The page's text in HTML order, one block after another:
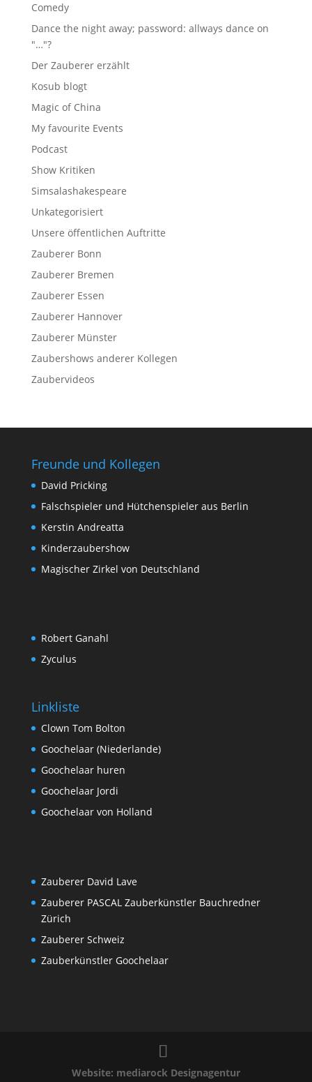
Comedy
Dance the night away; password: allways dance on
"…"?
Der Zauberer erzählt
Kosub blogt
Magic of China
My favourite Events
Podcast
Show Kritiken
Simsalashakespeare
Unkategorisiert
Unsere öffentlichen Auftritte
Zauberer Bonn
Zauberer Bremen
Zauberer Essen
Zauberer Hannover
Zauberer Münster
Zaubershows anderer Kollegen
Zaubervideos
Freunde und Kollegen
David Pricking
Falschspieler und Hütchenspieler aus Berlin
Kerstin Andreatta
Kinderzaubershow
Magischer Zirkel von Deutschland
Robert Ganahl
Zyculus
Linkliste
Clown Tom Bolton
Goochelaar (Niederlande)
Goochelaar huren
Goochelaar Jordi
Goochelaar von Holland
Zauberer David Lave
Zauberer PASCAL Zauberkünstler Bauchredner
Zürich
Zauberer Schweiz
Zauberkünstler Goochelaar
Website: mediarock Designagentur